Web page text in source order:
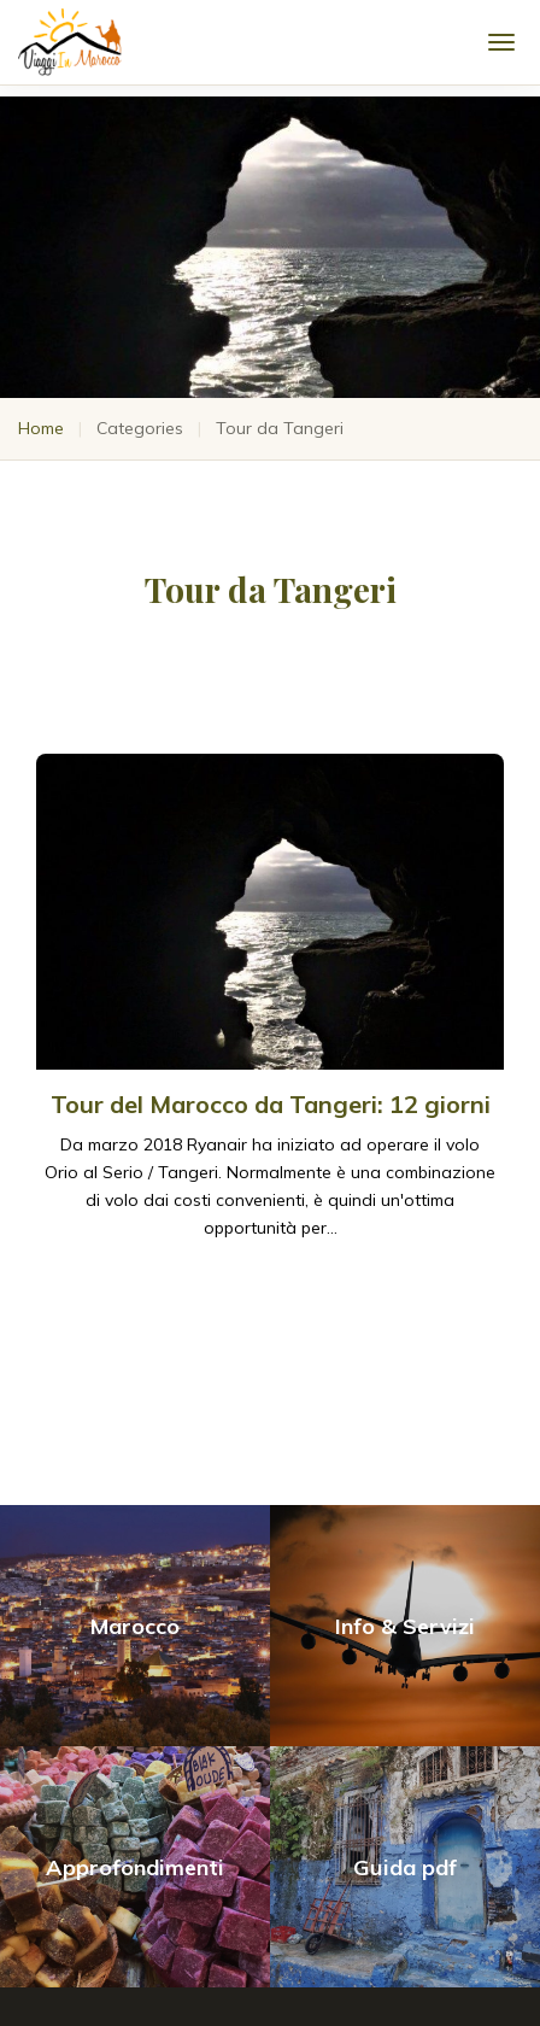
Home | Categories | Tour da Tangeri
Tour da Tangeri
Tour del Marocco da Tangeri: 12 giorni
Da marzo 2018 Ryanair ha iniziato ad operare il volo
Orio al Serio / Tangeri. Normalmente è una combinazione
di volo dai costi convenienti, è quindi un'ottima
opportunità per…
Marocco Info & Servizi
Approfondimenti Guida pdf